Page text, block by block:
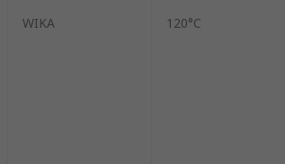
WIKA 120°C